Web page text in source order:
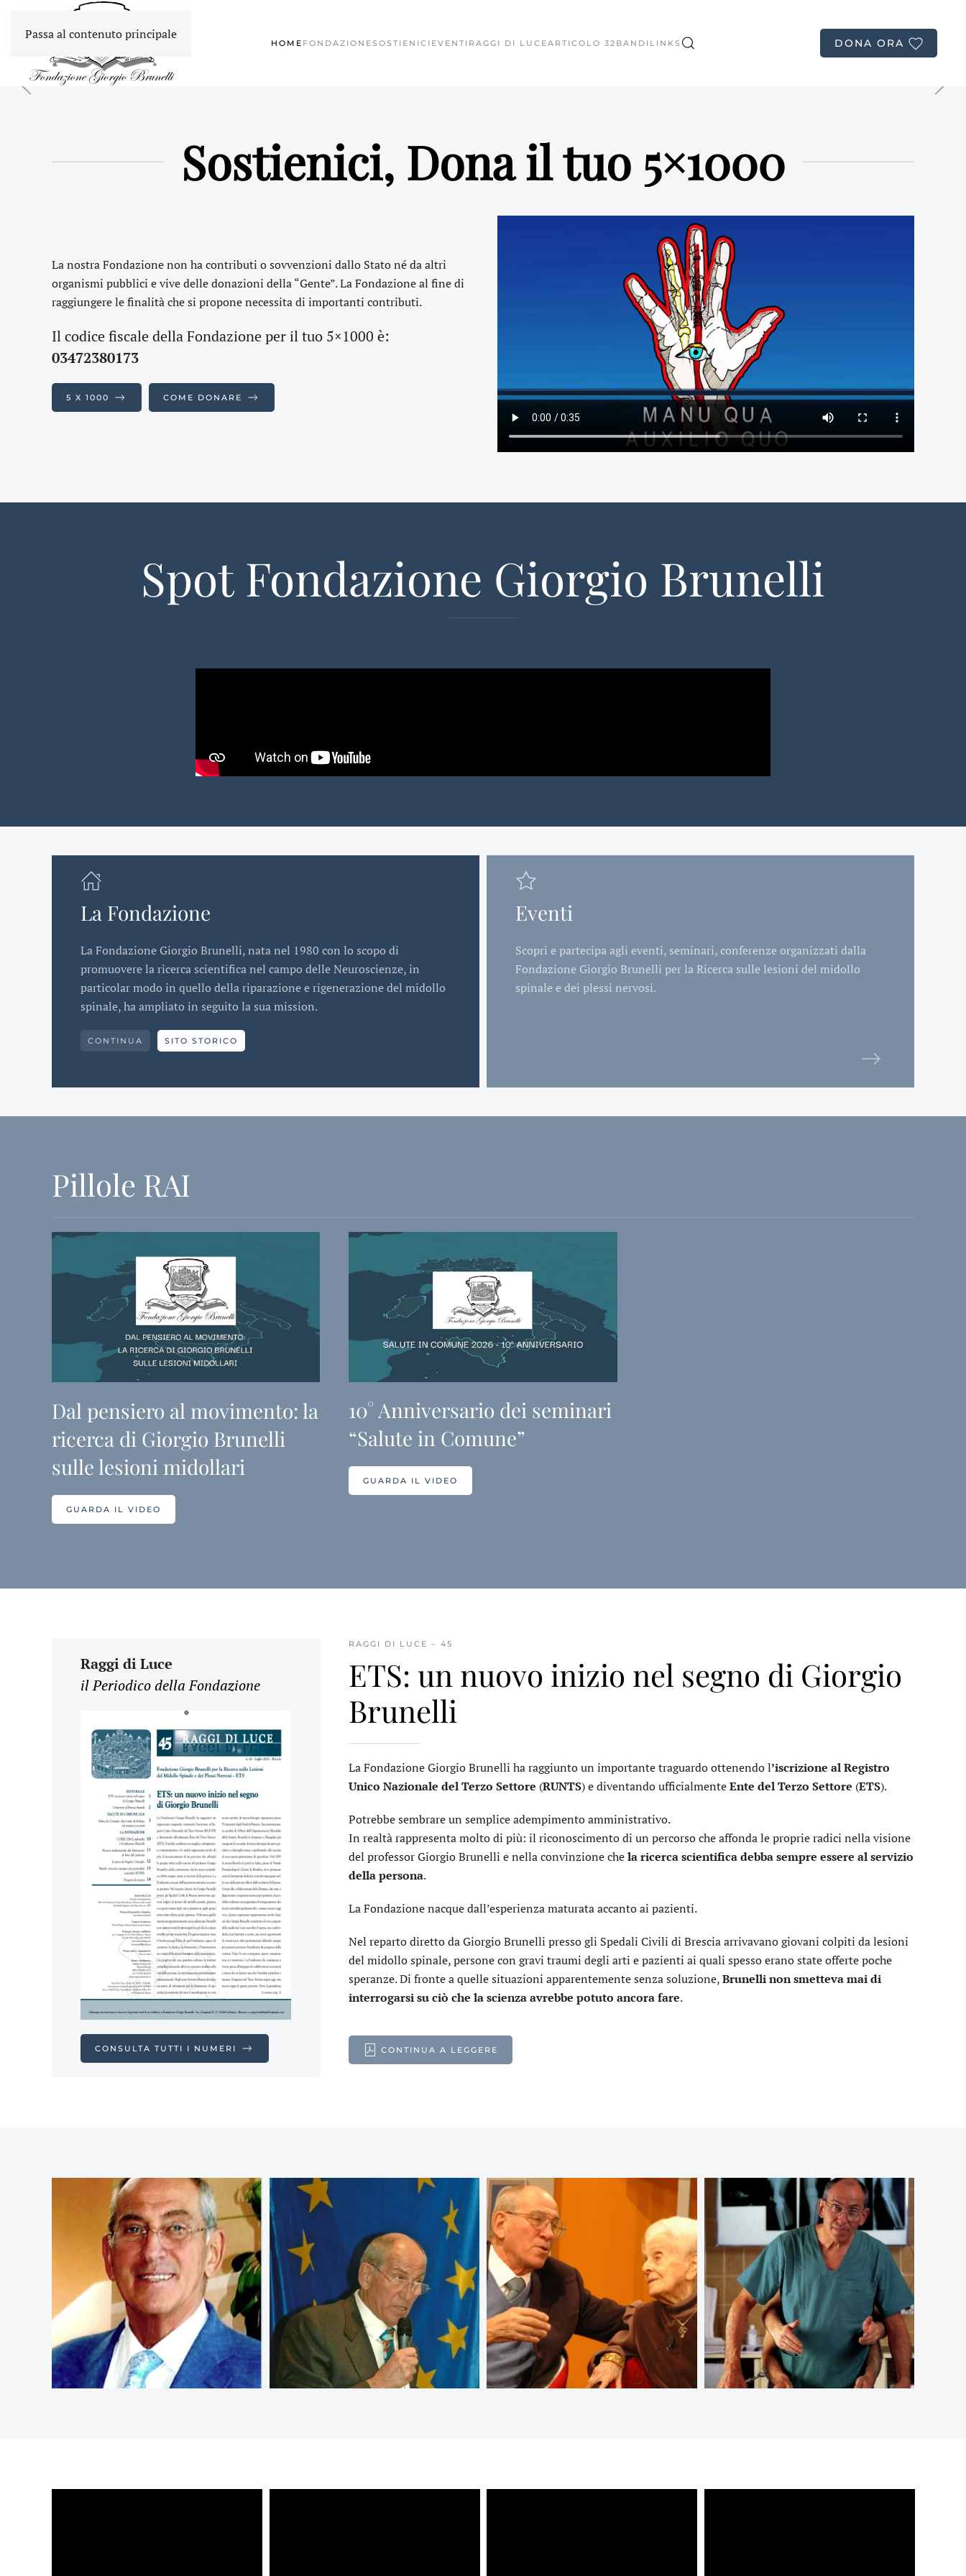
Passa al contenuto principale
HOME FONDAZIONESOSTIENICI EVENTI RAGGI DI LUCEARTICOLO 32 BANDI LINKS DONA ORA
Per la Ricerca sulle lesioni del midollo spinale e dei plessi nervosi
Sostienici, Dona il tuo 5×1000
La nostra Fondazione non ha contributi o sovvenzioni dallo Stato né da altri
organismi pubblici e vive delle donazioni della “Gente”. La Fondazione al fine di
raggiungere le finalità che si propone necessita di importanti contributi.
Il codice fiscale della Fondazione per il tuo 5×1000 è:
03472380173
5 X 1000 COME DONARE
Spot Fondazione Giorgio Brunelli
La Fondazione
La Fondazione Giorgio Brunelli, nata nel 1980 con lo scopo di
promuovere la ricerca scientifica nel campo delle Neuroscienze, in
particolar modo in quello della riparazione e rigenerazione del midollo
spinale, ha ampliato in seguito la sua mission.
CONTINUA SITO STORICO
Eventi
Scopri e partecipa agli eventi, seminari, conferenze organizzati dalla
Fondazione Giorgio Brunelli per la Ricerca sulle lesioni del midollo
spinale e dei plessi nervosi.
Pillole RAI
Dal pensiero al movimento: la
ricerca di Giorgio Brunelli
sulle lesioni midollari
GUARDA IL VIDEO
10° Anniversario dei seminari
“Salute in Comune”
GUARDA IL VIDEO
Raggi di Luce
il Periodico della Fondazione
CONSULTA TUTTI I NUMERI
RAGGI DI LUCE – 45
ETS: un nuovo inizio nel segno di Giorgio
Brunelli
La Fondazione Giorgio Brunelli ha raggiunto un importante traguardo ottenendo l’iscrizione al Registro
Unico Nazionale del Terzo Settore (RUNTS) e diventando ufficialmenteEnte del Terzo Settore (ETS).
Potrebbe sembrare un semplice adempimento amministrativo.
In realtà rappresenta molto di più: il riconoscimento di un percorso che affonda le proprie radici nella visione
del professor Giorgio Brunelli e nella convinzione chela ricerca scientifica debba sempre essere al servizio
della persona.
La Fondazione nacque dall’esperienza maturata accanto ai pazienti.
Nel reparto diretto da Giorgio Brunelli presso gli Spedali Civili di Brescia arrivavano giovani colpiti da lesioni
del midollo spinale, persone con gravi traumi degli arti e pazienti ai quali spesso erano state offerte poche
speranze. Di fronte a quelle situazioni apparentemente senza soluzione,Brunelli non smetteva mai di
interrogarsi su ciò che la scienza avrebbe potuto ancora fare.
CONTINUA A LEGGERE